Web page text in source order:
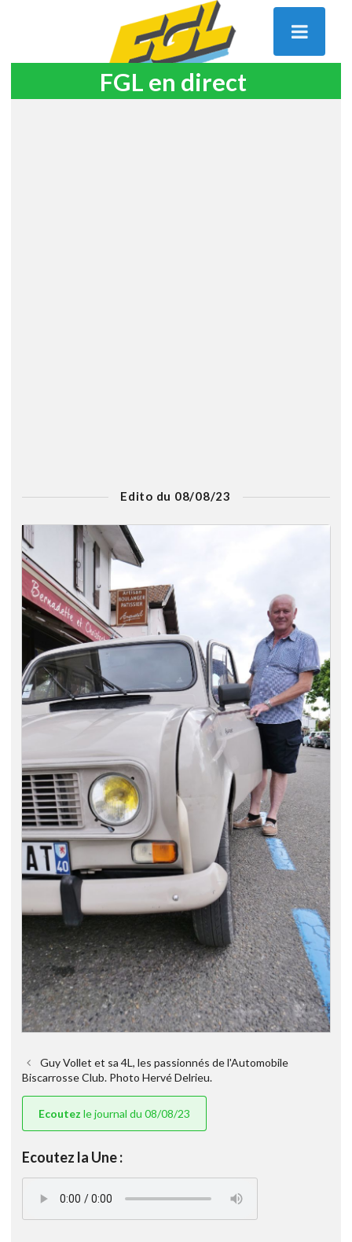
FGL en direct
Edito du 08/08/23
Guy Vollet et sa 4L, les passionnés de l'Automobile
Biscarrosse Club. Photo Hervé Delrieu.
Ecoutez le journal du 08/08/23
Ecoutez la Une :